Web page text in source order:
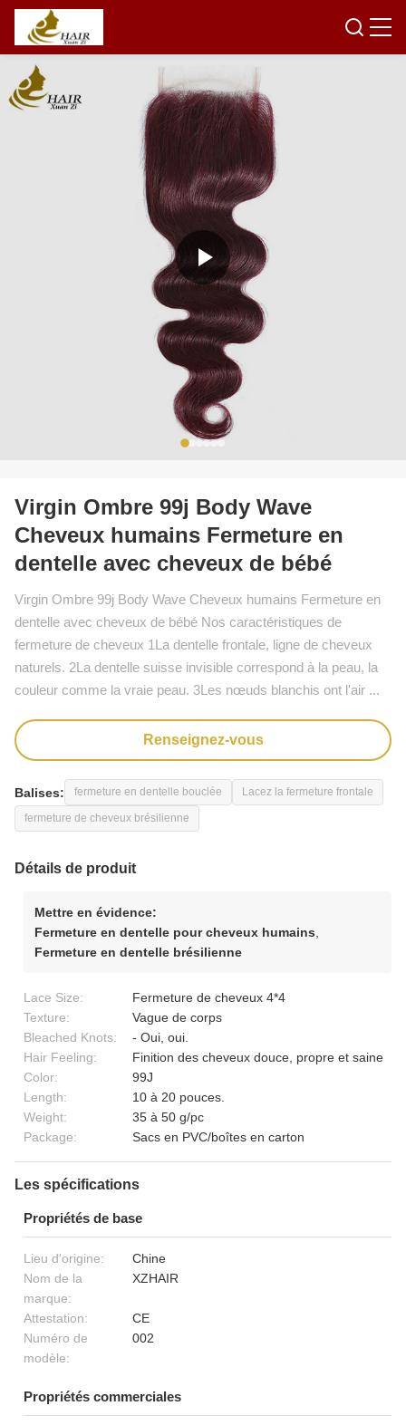
Virgin Ombre 99j Body Wave
Cheveux humains Fermeture en
dentelle avec cheveux de bébé
Virgin Ombre 99j Body Wave Cheveux humains Fermeture en
dentelle avec cheveux de bébé Nos caractéristiques de
fermeture de cheveux 1La dentelle frontale, ligne de cheveux
naturels. 2La dentelle suisse invisible correspond à la peau, la
couleur comme la vraie peau. 3Les nœuds blanchis ont l'air ...
Renseignez-vous
Balises: fermeture en dentelle bouclée Lacez la fermeture frontale
fermeture de cheveux brésilienne
Détails de produit
Mettre en évidence:
Fermeture en dentelle pour cheveux humains
Fermeture en dentelle brésilienne
Lace Size:
Fermeture de cheveux 4*4
Texture:
Vague de corps
Bleached Knots:
- Oui, oui.
Hair Feeling:
Finition des cheveux douce, propre et saine
Color:
99J
Length:
10 à 20 pouces.
Weight:
35 à 50 g/pc
Package:
Sacs en PVC/boîtes en carton
Les spécifications
Propriétés de base
Lieu d'origine:
Chine
Nom de la
marque:
XZHAIR
Attestation:
CE
Numéro de
modèle:
002
Propriétés commerciales